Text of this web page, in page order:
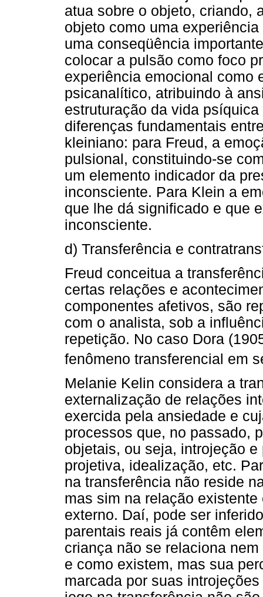
atua sobre o objeto, criando,
objeto como uma
uma conseqüência
colocar a pulsão como foco
experiência emocional como
psicanalítico, atribuindo à
estruturação da vida
diferenças fundamentais
kleiniano: para Freud, a
pulsional, constituindo-se
um elemento indicador da
inconsciente. Para Klein a
que lhe dá significado e que
inconsciente.
d) Transferência e
Freud conceitua a
certas relações e
componentes afetivos, são
com o analista, sob a
repetição. No caso Dora
fenômeno transferencial em
Melanie Kelin considera a
externalização de relações
exercida pela ansiedade e
processos que, no passado,
objetais, ou seja, introjeção
projetiva, idealização, etc.
na transferência não reside
mas sim na relação
externo. Daí, pode ser
parentais reais já contêm
criança não se relaciona
e como existem, mas sua
marcada por suas